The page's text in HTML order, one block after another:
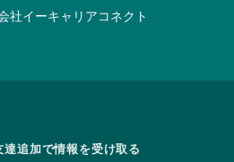
社イーキャリアコネクト
追加で情報を受け取る